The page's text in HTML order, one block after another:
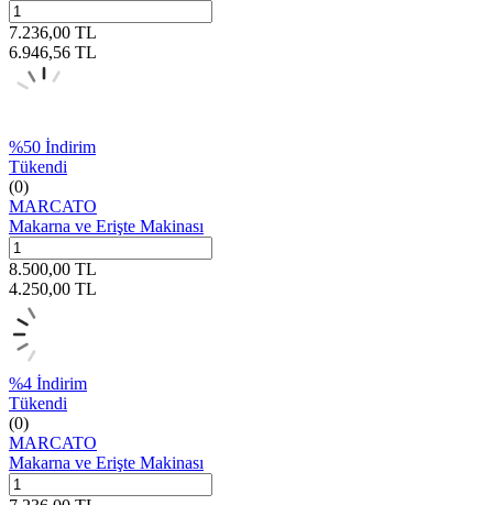
7.236,00 TL
6.946,56 TL
%50 İndirim
Tükendi
(0)
MARCATO
Makarna ve Erişte Makinası
8.500,00 TL
4.250,00 TL
%4 İndirim
Tükendi
(0)
MARCATO
Makarna ve Erişte Makinası